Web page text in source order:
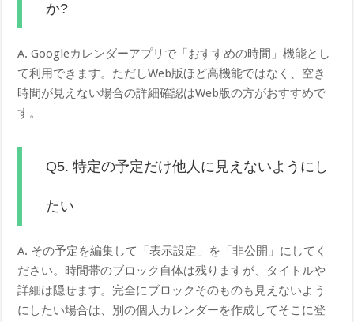
か?
A. Googleカレンダーアプリで「おすすめの時間」機能とし
て利用できます。ただしWeb版ほど高機能ではなく、空き
時間が見えない場合の詳細確認はWeb版の方がおすすめで
す。
Q5. 特定の予定だけ他人に見えないようにし
たい
A. その予定を編集して「表示設定」を「非公開」にしてく
ださい。時間帯のブロック自体は残りますが、タイトルや
詳細は隠せます。完全にブロックそのものも見えないよう
にしたい場合は、別の個人カレンダーを作成してそこに登